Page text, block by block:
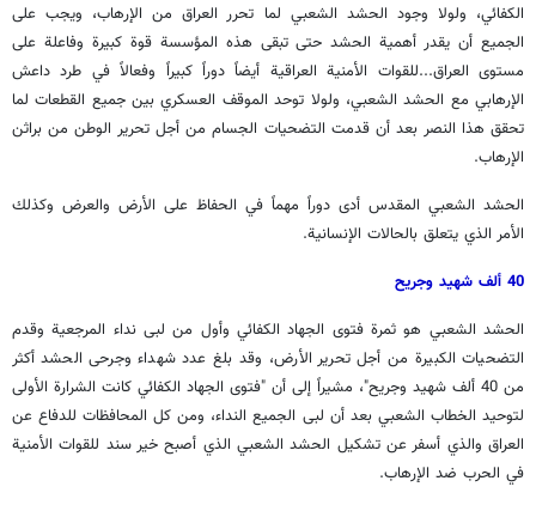
الكفائي، ولولا وجود الحشد الشعبي لما تحرر العراق من الإرهاب، ويجب على
الجميع أن يقدر أهمية الحشد حتى تبقى هذه المؤسسة قوة كبيرة وفاعلة على
مستوى العراق...للقوات الأمنية العراقية أيضاً دوراً كبيراً وفعالاً في طرد داعش
الإرهابي مع الحشد الشعبي، ولولا توحد الموقف العسكري بين جميع القطعات لما
تحقق هذا النصر بعد أن قدمت التضحيات الجسام من أجل تحرير الوطن من براثن
الإرهاب.
الحشد الشعبي المقدس أدى دوراً مهماً في الحفاظ على الأرض والعرض وكذلك
الأمر الذي يتعلق بالحالات الإنسانية.
40 ألف شهيد وجريح
الحشد الشعبي هو ثمرة فتوى الجهاد الكفائي وأول من لبى نداء المرجعية وقدم
التضحيات الكبيرة من أجل تحرير الأرض، وقد بلغ عدد شهداء وجرحى الحشد أكثر
من 40 ألف شهيد وجريح"، مشيراً إلى أن "فتوى الجهاد الكفائي كانت الشرارة الأولى
لتوحيد الخطاب الشعبي بعد أن لبى الجميع النداء، ومن كل المحافظات للدفاع عن
العراق والذي أسفر عن تشكيل الحشد الشعبي الذي أصبح خير سند للقوات الأمنية
في الحرب ضد الإرهاب.